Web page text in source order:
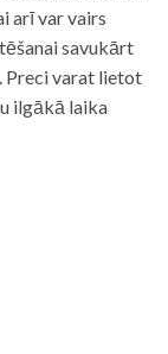
arī var vairs
savukārt
Preci varat lietot
ilgākā laika